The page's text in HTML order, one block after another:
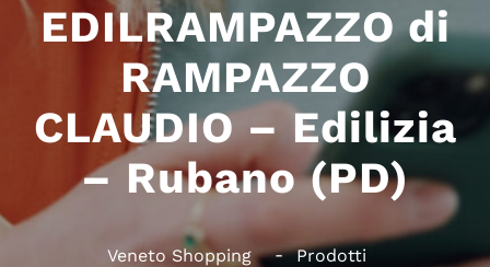
EDILRAMPAZZO di
RAMPAZZO
CLAUDIO – Edilizia
– Rubano (PD)
Veneto Shopping Prodotti